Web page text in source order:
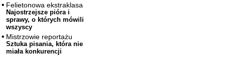
Felietonowa ekstraklasa
Najostrzejsze pióra i
sprawy, o których mówili
wszyscy
Mistrzowie reportażu
Sztuka pisania, która nie
miała konkurencji